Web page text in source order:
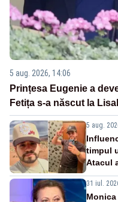
5 aug. 2026, 14:06
Prințesa Eugenie a
Fetița s-a născut la
5 aug.
timpul
Atacul
31 iul.